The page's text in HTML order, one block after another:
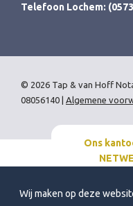
Wij maken op deze
Telefoon Lochem:
© 2026 Tap & van Hoff
08056140 | Algemene
Ons